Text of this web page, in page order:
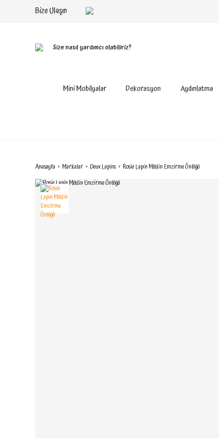
Bize Ulaşın
Size nasıl yardımcı olabiliriz?
Mini Mobilyalar Dekorasyon Aydınlatma
Anasayfa Markalar Deux Lapins Rosie Lapin Müslin Emzirme Önlüğü